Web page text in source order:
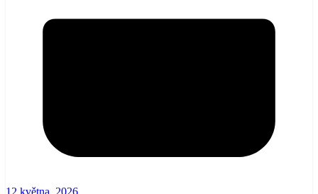
12 května, 2026